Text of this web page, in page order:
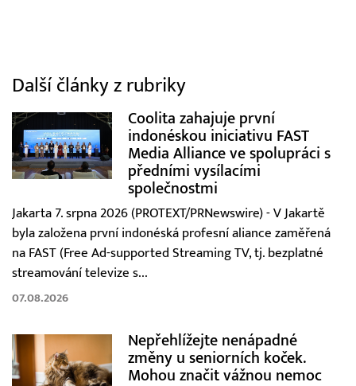
Další články z rubriky
Coolita zahajuje první
indonéskou iniciativu FAST
Media Alliance ve spolupráci s
předními vysílacími
společnostmi
Jakarta 7. srpna 2026 (PROTEXT/PRNewswire) - V Jakartě
byla založena první indonéská profesní aliance zaměřená
na FAST (Free Ad-supported Streaming TV, tj. bezplatné
streamování televize s...
07.08.2026
Nepřehlížejte nenápadné
změny u seniorních koček.
Mohou značit vážnou nemoc